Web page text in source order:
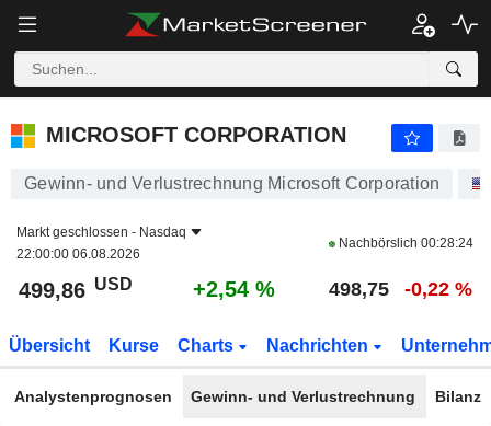
MICROSOFT CORPORATION
MICROSOFT CORPORATION
Gewinn- und Verlustrechnung Microsoft Corporation
Markt geschlossen - Nasdaq
22:00:00 06.08.2026
Nachbörslich 00:28:24
499,86 USD +2,54 % 498,75 -0,22 %
Übersicht Kurse Charts Nachrichten
Analystenprognosen Gewinn- und Verlustrechnung Bilanz